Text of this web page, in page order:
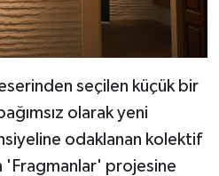
seçilen küçük bir
olarak yeni
odaklanan kolektif
'Fragmanlar' projesine